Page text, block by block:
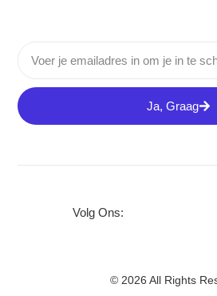
Ja, Graag
Volg Ons:
© 2026 All Rights